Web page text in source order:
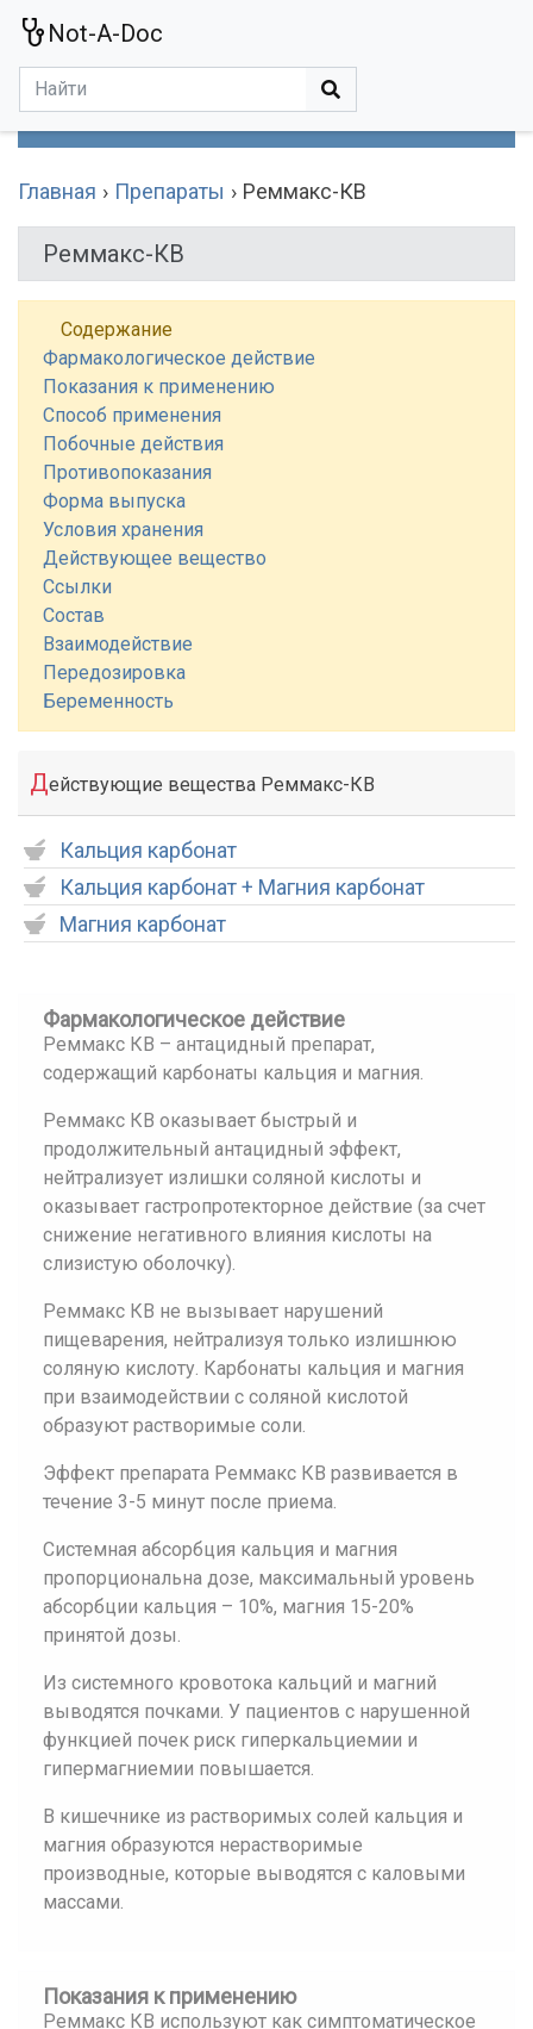
Not-A-Doc
Главная Препараты Реммакс-КВ
Реммакс-КВ
Содержание
Фармакологическое действие
Показания к применению
Способ применения
Побочные действия
Противопоказания
Форма выпуска
Условия хранения
Действующее вещество
Ссылки
Состав
Взаимодействие
Передозировка
Беременность
Действующие вещества Реммакс-КВ
Кальция карбонат
Кальция карбонат + Магния карбонат
Магния карбонат
Фармакологическое действие
Реммакс КВ – антацидный препарат,
содержащий карбонаты кальция и магния.
Реммакс КВ оказывает быстрый и
продолжительный антацидный эффект,
нейтрализует излишки соляной кислоты и
оказывает гастропротекторное действие (за счет
снижение негативного влияния кислоты на
слизистую оболочку).
Реммакс КВ не вызывает нарушений
пищеварения, нейтрализуя только излишнюю
соляную кислоту. Карбонаты кальция и магния
при взаимодействии с соляной кислотой
образуют растворимые соли.
Эффект препарата Реммакс КВ развивается в
течение 3-5 минут после приема.
Системная абсорбция кальция и магния
пропорциональна дозе, максимальный уровень
абсорбции кальция – 10%, магния 15-20%
принятой дозы.
Из системного кровотока кальций и магний
выводятся почками. У пациентов с нарушенной
функцией почек риск гиперкальциемии и
гипермагниемии повышается.
В кишечнике из растворимых солей кальция и
магния образуются нерастворимые
производные, которые выводятся с каловыми
массами.
Показания к применению
Реммакс КВ используют как симптоматическое